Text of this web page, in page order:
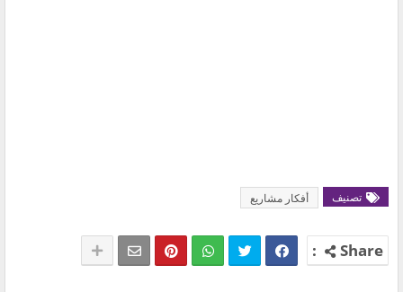
تصنيف أفكار مشاريع